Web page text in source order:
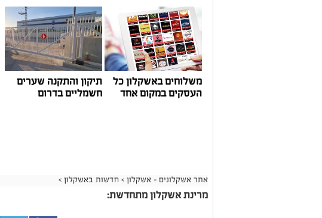
משלוחים באשקלון כל
העסקים במקום אחד
תיקון והתקנה שערים
חשמליים בדרום
אתר אשקלונים - אשקלון > חדשות באשקלון >
מרינת אשקלון מתחדשת: